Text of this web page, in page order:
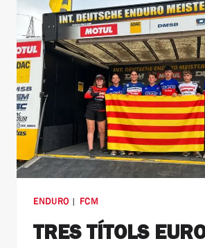
ENDURO| FCM
TRES TÍTOLS